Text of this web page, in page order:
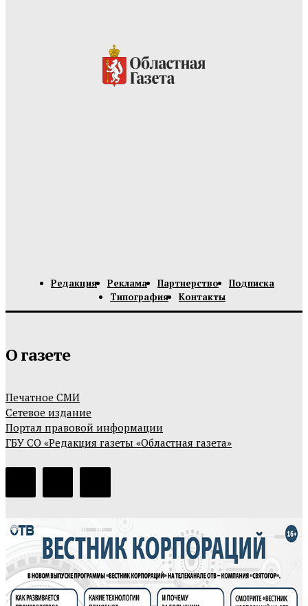
Редакция Реклама Партнерство
Подписка
Типография
Контакты
О газете
Печатное СМИ
Сетевое издание
Портал правовой информации
ГБУ СО «Редакция газеты «Областная газета»